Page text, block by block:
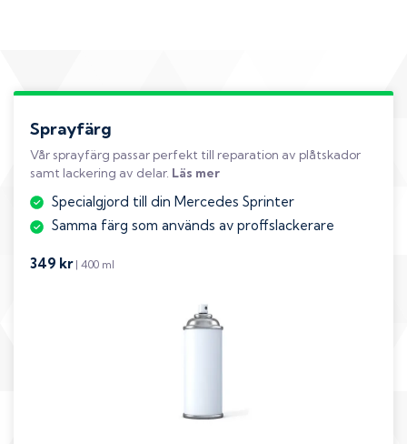
Sprayfärg
Vår sprayfärg passar perfekt till reparation av plåtskador
samt lackering av delar. Läs mer
Specialgjord till din Mercedes Sprinter
Samma färg som används av proffslackerare
349 kr| 400 ml